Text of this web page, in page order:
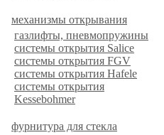
механизмы открывания
газлифты, пневмопружины
системы открытия Salice
системы открытия FGV
системы открытия Hafele
системы открытия
Kessebohmer
фурнитура для стекла